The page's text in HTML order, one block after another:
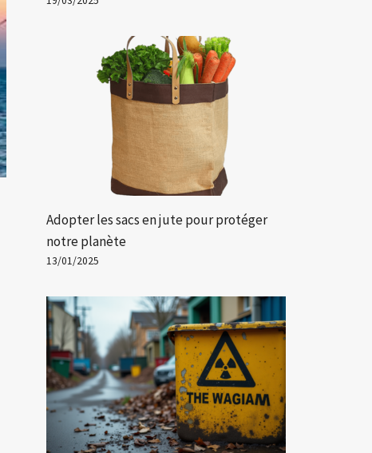
Adopter les sacs en jute pour protéger
notre planète
13/01/2025